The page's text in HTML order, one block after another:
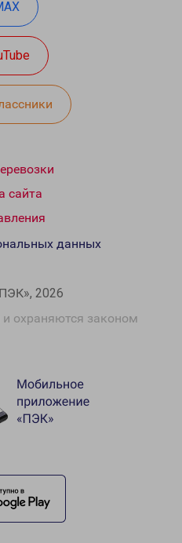
сайта
2026
охраняются законом
данных